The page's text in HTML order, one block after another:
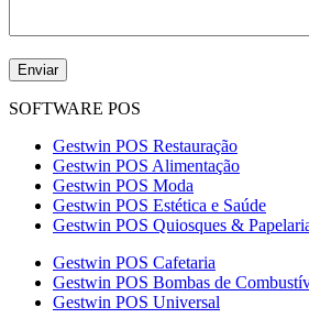
SOFTWARE POS
Gestwin POS Restauração
Gestwin POS Alimentação
Gestwin POS Moda
Gestwin POS Estética e Saúde
Gestwin POS Quiosques &
Gestwin POS Cafetaria
Gestwin POS Bombas de
Gestwin POS Universal